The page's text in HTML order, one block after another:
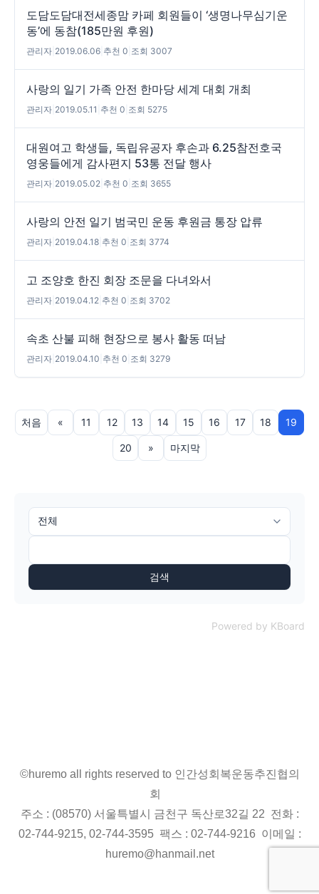
도담도담대전세종맘 카페 회원들이 ‘생명나무심기운
동’에 동참(185만원 후원)
관리자 2019.06.06 추천 0 조회 3007
사랑의 일기 가족 안전 한마당 세계 대회 개최
관리자 2019.05.11 추천 0 조회 5275
대원여고 학생들, 독립유공자 후손과 6.25참전호국
영웅들에게 감사편지 53통 전달 행사
관리자 2019.05.02 추천 0 조회 3655
사랑의 안전 일기 범국민 운동 후원금 통장 압류
관리자 2019.04.18 추천 0 조회 3774
고 조양호 한진 회장 조문을 다녀와서
관리자 2019.04.12 추천 0 조회 3702
속초 산불 피해 현장으로 봉사 활동 떠남
관리자 2019.04.10 추천 0 조회 3279
처음 « 11 12 13 14 15 16 17 18 19
20 » 마지막
검색
Powered by KBoard
©huremo all rights reserved to 인간성회복운동추진협의
회
주소 : (08570) 서울특별시 금천구 독산로32길 22 전화 :
02-744-9215, 02-744-3595 팩스 : 02-744-9216 이메일 :
huremo@hanmail.net